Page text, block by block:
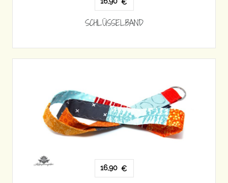
€
SCHLÜSSELBAND
16,90 €